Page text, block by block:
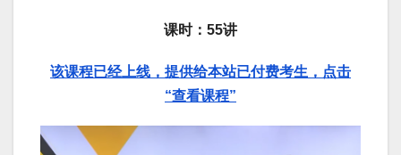
课时：55讲
该课程已经上线，提供给本站已付费考生，点击
“查看课程”